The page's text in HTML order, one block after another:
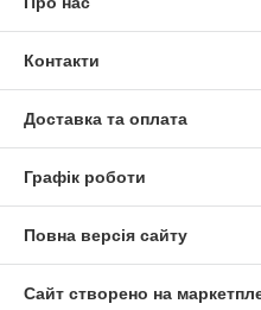
Контакти
Доставка та оплата
Графік роботи
Повна версія сайту
Сайт створено на